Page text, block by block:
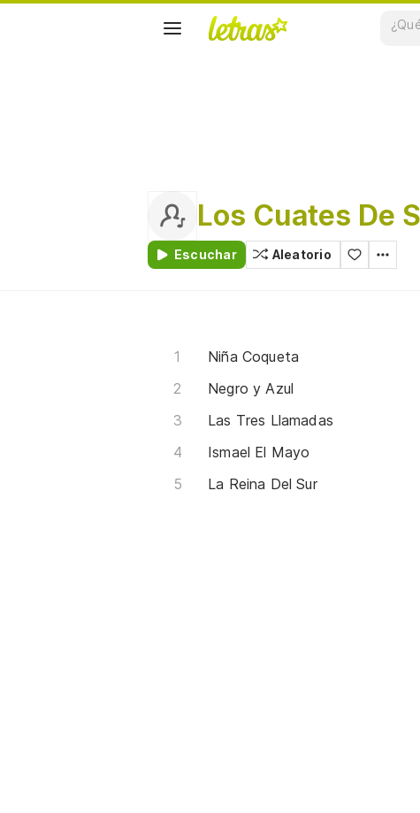
Los Cuates De
Escuchar Aleatorio
Niña Coqueta
Negro y Azul
Las Tres Llamadas
Ismael El Mayo
La Reina Del Sur